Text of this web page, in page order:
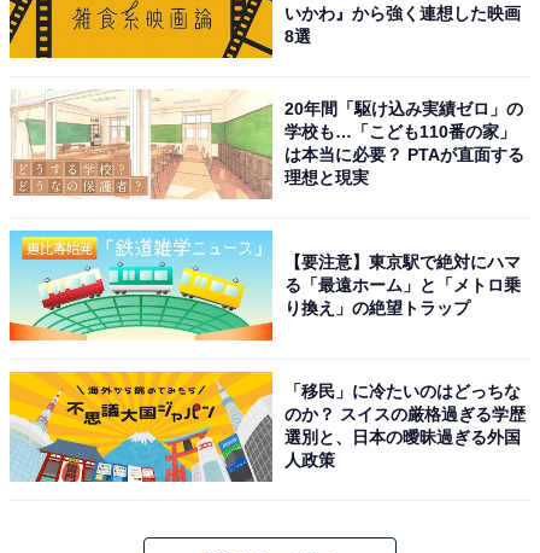
いかわ』から強く連想した映画
8選
20年間「駆け込み実績ゼロ」の
学校も…「こども110番の家」
は本当に必要？ PTAが直面する
理想と現実
【要注意】東京駅で絶対にハマ
る「最遠ホーム」と「メトロ乗
り換え」の絶望トラップ
「移民」に冷たいのはどっちな
のか？ スイスの厳格過ぎる学歴
選別と、日本の曖昧過ぎる外国
人政策